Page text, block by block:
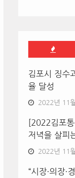
김포시 징수
율 달성
2022년 11
[2022김포
저녁을 살피
2022년 11
“시장·의장·